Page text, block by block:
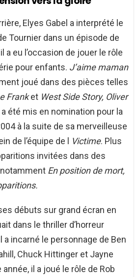
Elyes Gabel a interprété le
Tournier dans un épisode de
a eu l’occasion de jouer le rôle
pour enfants. J’aime maman
joué dans des pièces telles
Franket West Side Story, Oliver
été mis en nomination pour la
à la suite de sa merveilleuse
de l’équipe de l Victime. Plus
invitées dans des
En position de mort,
débuts sur grand écran en
dans le thriller d’horreur
a incarné le personnage de Ben
Chuck Hittinger et Jayne
il a joué le rôle de Rob